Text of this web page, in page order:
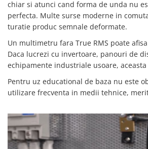
Prize Inteligente
Module Smart Home
Camere Supraveghere
Iluminat
Lanterne
Lanterne de Cap
Lanterne de Mana
Proiectoare LED
Aeroterme
chiar si atunci cand forma de unda nu
perfecta. Multe surse moderne in
turatie produc semnale deformate.
Un multimetru fara True RMS poate
Daca lucrezi cu invertoare, panouri de
echipamente industriale usoare,
Pentru uz educational de baza nu este
utilizare frecventa in medii tehnice,